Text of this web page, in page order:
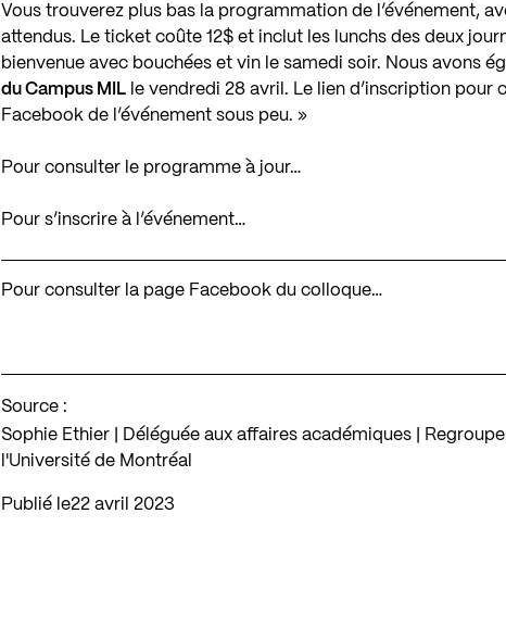
Vous trouverez plus bas la programmation de l’événement,
attendus. Le ticket coûte 12$ et inclut les lunchs des deux
bienvenue avec bouchées et vin le samedi soir. Nous avons
du Campus MIL le vendredi 28 avril. Le lien d’inscription pour
Facebook de l’événement sous peu. »
Pour consulter le programme à jour…
Pour s’inscrire à l’événement…
Pour consulter la page Facebook du colloque…
Source :
Sophie Ethier | Déléguée aux affaires académiques |
l'Université de Montréal
Publié le 22 avril 2023